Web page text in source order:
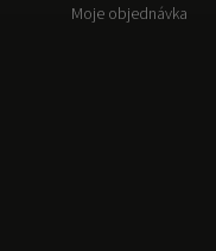
Moje objednávka